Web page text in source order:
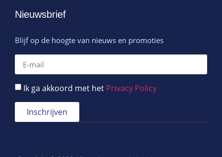
Nieuwsbrief
Blijf op de hoogte van nieuws en promoties
Ik ga akkoord met het Privacy Policy
Inschrijven